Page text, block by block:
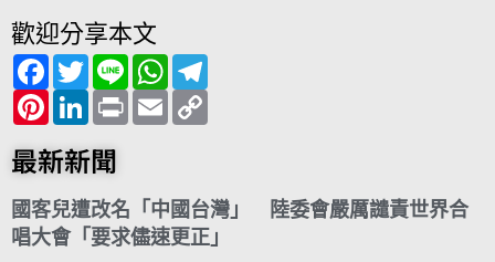
歡迎分享本文
F
a
c
e
b
o
o
T
w
i
t
t
e
r
L
i
n
e
W
h
a
t
s
P
i
n
t
e
e
s
t
L
i
n
k
e
I
n
P
r
i
E
m
a
n
k
最新新聞
國客兒遭改名「中國台灣」 陸委會嚴厲譴責世界合
唱大會「要求儘速更正」